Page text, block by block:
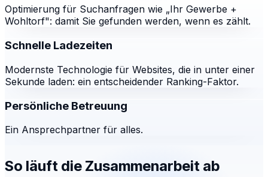
Optimierung für Suchanfragen wie „Ihr Gewerbe +
Wohltorf": damit Sie gefunden werden, wenn es zählt.
Schnelle Ladezeiten
Modernste Technologie für Websites, die in unter einer
Sekunde laden: ein entscheidender Ranking-Faktor.
Persönliche Betreuung
Ein Ansprechpartner für alles.
So läuft die Zusammenarbeit ab